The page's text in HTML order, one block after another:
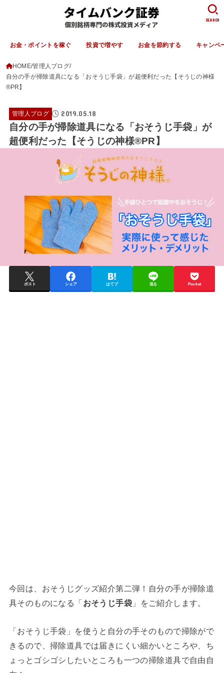
お金・ポイントを稼ぐ 投資で増やす お金を節約する キャンペ
SEARCH
HOME 管理人ブログ
自分の手が掃除道具になる「おそうじ手袋」が超便利だった【そうじの神様
®︎PR】
管理人ブログ 2019.05.18
自分の手が掃除道具になる「おそうじ手袋」が
超便利だった【そうじの神様®︎PR】
ポスト シェア はてブ 送る Pocket
今回は、おそうじグッズ紹介第二弾！自分の手が掃除道
具そのものになる「おそうじ手袋 」をご紹介します。
「おそうじ手袋」を使うと自分の手そのもので掃除がで
きるので、掃除道具では届きにくい細かいところや、ち
ょっとゴシゴシしたいところも一つの掃除道具で自由自